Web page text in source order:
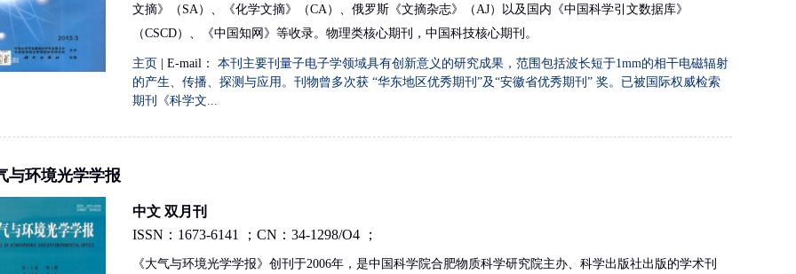
文摘》（SA）、《化学文摘》（CA）、俄罗斯《文摘杂志》（AJ）以及国内《中国科学引文数据库》
（CSCD）、《中国知网》等收录。物理类核心期刊，中国科技核心期刊。
主页 | E-mail：
本刊主要刊量子电子学领域具有创新意义的研究成果，范围包括波长短于1mm的相干电磁辐射
的产生、传播、探测与应用。刊物曾多次获 “华东地区优秀期刊”及“安徽省优秀期刊” 奖。已被国际权威检索
期刊《科学文...
与环境光学学报
中文 双月刊
ISSN：1673-6141 ；CN：34-1298/O4 ；
《大气与环境光学学报》创刊于2006年，是中国科学院合肥物质科学研究院主办、科学出版社出版的学术刊